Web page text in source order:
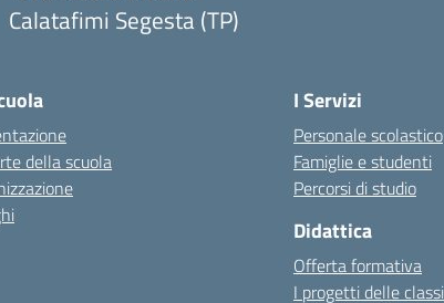
Calatafimi Segesta (TP)
della scuola
I Servizi
Personale scolastico
Famiglie e studenti
Percorsi di studio
Didattica
Offerta formativa
I progetti delle classi